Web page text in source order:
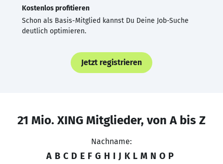
Kostenlos profitieren
Schon als Basis-Mitglied kannst Du Deine Job-Suche
deutlich optimieren.
Jetzt registrieren
21 Mio. XING Mitglieder, von A bis Z
Nachname:
A B C D E F G H I J K L M N O P